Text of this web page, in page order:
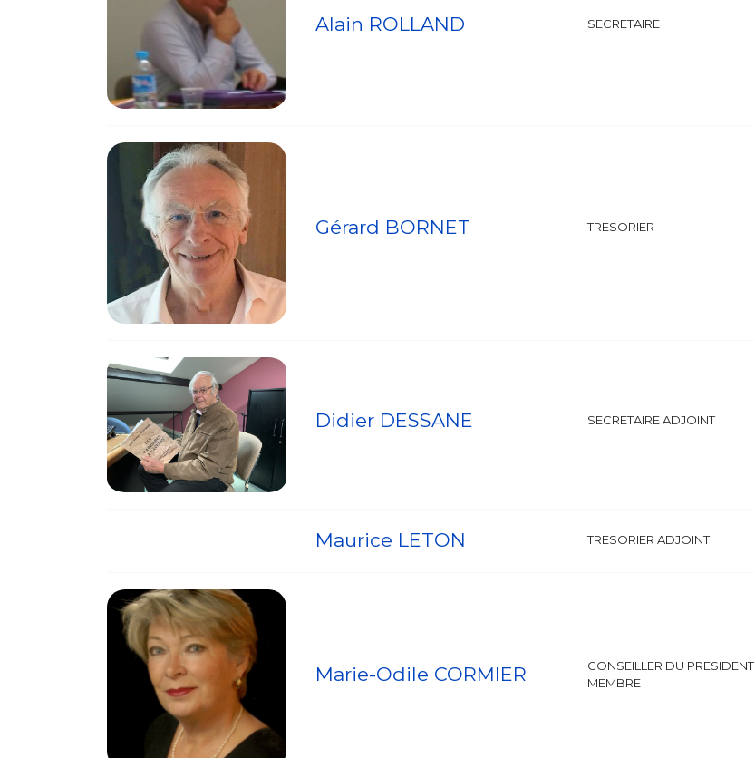
Alain ROLLAND SECRETAIRE
Gérard BORNET TRESORIER
Didier DESSANE SECRETAIRE ADJOINT
Maurice LETON TRESORIER ADJOINT
Marie-Odile CORMIER
CONSEILLER DU PRESIDENT
MEMBRE